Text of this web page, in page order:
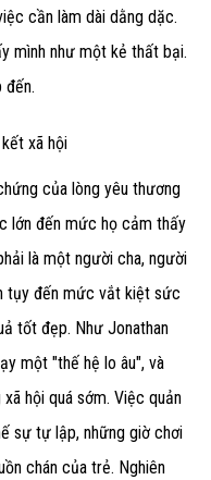
cần làm dài dằng dặc.
mình như một kẻ thất bại.
xã hội
của lòng yêu thương
lớn đến mức họ cảm thấy
là một người cha, người
tụy đến mức vắt kiệt sức
tốt đẹp. Như Jonathan
một "thế hệ lo âu", và
hội quá sớm. Việc quản
sự tự lập, những giờ chơi
chán của trẻ. Nghiên